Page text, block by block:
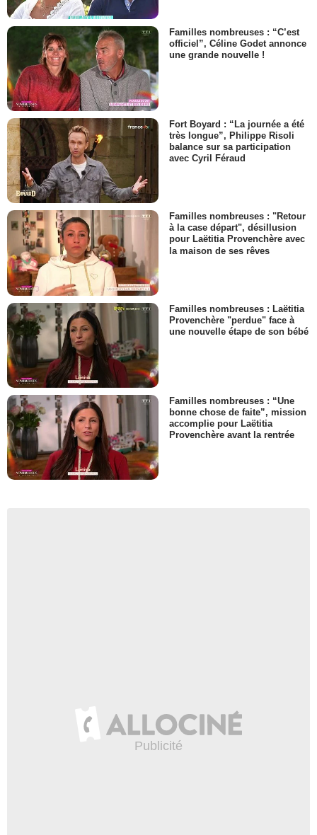
Familles nombreuses : “C’est
officiel”, Céline Godet annonce
une grande nouvelle !
Fort Boyard : “La journée a été
très longue”, Philippe Risoli
balance sur sa participation
avec Cyril Féraud
Familles nombreuses : "Retour
à la case départ", désillusion
pour Laëtitia Provenchère avec
la maison de ses rêves
Familles nombreuses : Laëtitia
Provenchère "perdue" face à
une nouvelle étape de son bébé
Familles nombreuses : “Une
bonne chose de faite”, mission
accomplie pour Laëtitia
Provenchère avant la rentrée